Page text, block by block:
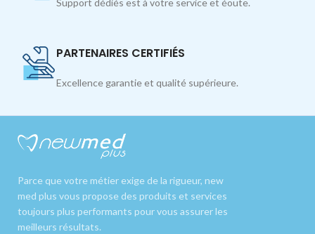
Support dédiés est à votre service et éoute.
PARTENAIRES CERTIFIÉS
Excellence garantie et qualité supérieure.
Parce que votre métier exige de la rigueur, new
med plus vous propose des produits et services
toujours plus performants pour vous assurer les
meilleurs résultats.